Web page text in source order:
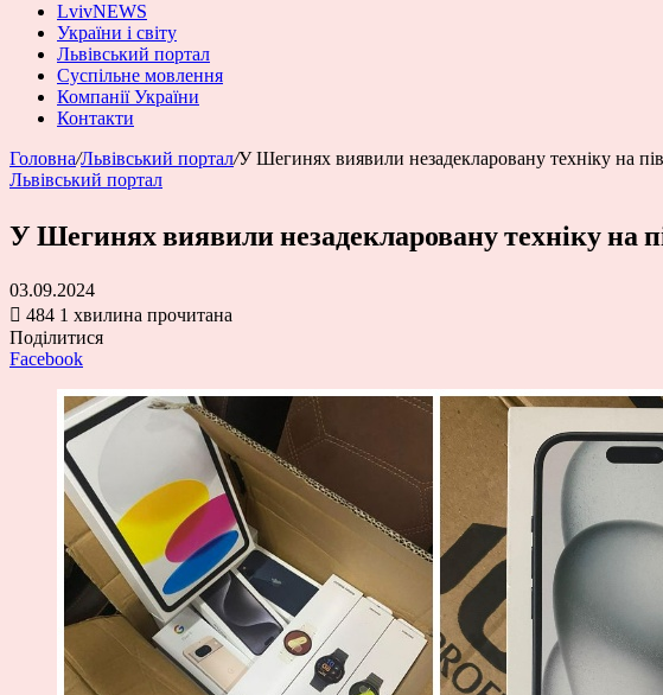
LvivNEWS
України і світу
Львівський портал
Суспільне мовлення
Компанії України
Контакти
Головна/Львівський портал/У Шегинях виявили незадекларовану техніку на
Львівський портал
У Шегинях виявили незадекларовану техніку на
03.09.2024
484 1 хвилина прочитана
Поділитися
Facebook